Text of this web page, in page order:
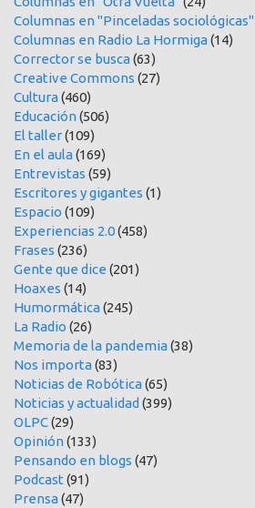
Columnas en "Pinceladas sociológicas"
Columnas en Radio La Hormiga(14)
Corrector se busca(63)
Creative Commons (27)
Cultura(460)
Educación(506)
El taller(109)
En el aula(169)
Entrevistas (59)
Escritores y gigantes (1)
Espacio (109)
Experiencias 2.0(458)
Frases (236)
Gente que dice (201)
Hoaxes (14)
Humormática(245)
La Radio (26)
Memoria de la pandemia(38)
Nos importa(83)
Noticias de Robótica(65)
Noticias y actualidad (399)
OLPC(29)
Opinión(133)
Pensando en blogs (47)
Podcast (91)
Prensa(47)